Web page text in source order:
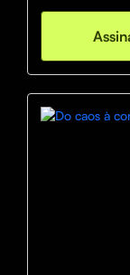
movimentos
acesso a
gerenciamento
elite. **Junte-